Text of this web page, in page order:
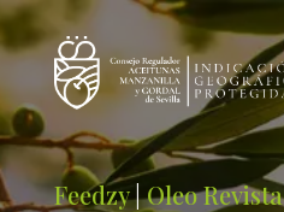
Feedzy|Oleo Revista